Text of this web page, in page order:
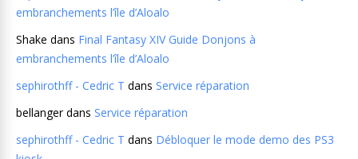
embranchements l’île d’Aloalo
Shake dans Final Fantasy XIV Guide Donjons à
embranchements l’île d’Aloalo
sephirothff - Cedric T dans Service réparation
bellangerdans Service réparation
sephirothff - Cedric T dans Débloquer le mode demo des PS3